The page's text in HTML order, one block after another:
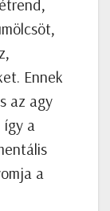
Ennek
az agy
így a
a